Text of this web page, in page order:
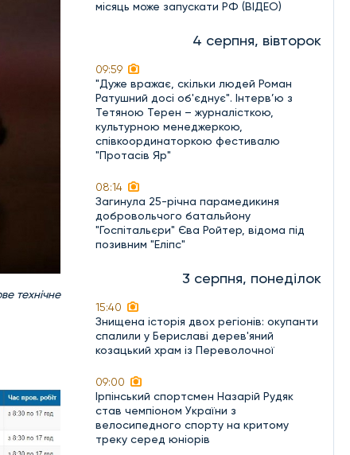
технічне
місяць може запускати РФ (ВІДЕО)
4 серпня, вівторок
09:59
"Дуже вражає, скільки людей Роман
Ратушний досі об'єднує". Інтерв’ю з
Тетяною Терен – журналісткою,
культурною менеджеркою,
співкоординаторкою фестивалю
"Протасів Яр"
08:14
Загинула 25-річна парамедикиня
добровольчого батальйону
"Госпітальєри" Єва Ройтер, відома під
позивним "Еліпс"
3 серпня, понеділок
15:40
Знищена історія двох регіонів: окупанти
спалили у Бериславі дерев'яний
козацький храм із Переволочної
09:00
Ірпінський спортсмен Назарій Рудяк
став чемпіоном України з
велосипедного спорту на критому
треку серед юніорів